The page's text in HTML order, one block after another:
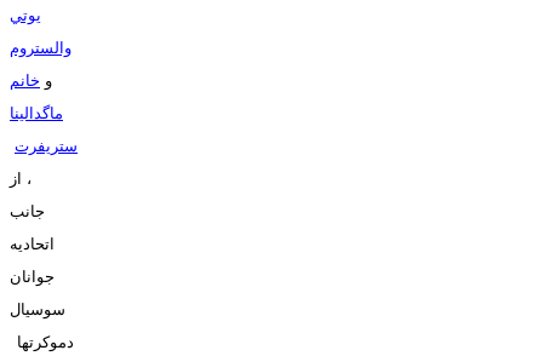
يوتي
والستروم
و خانم
ماگدالينا
ستريفرت
، از
جانب
اتحاديه
جوانان
سوسيال
دموکرتها